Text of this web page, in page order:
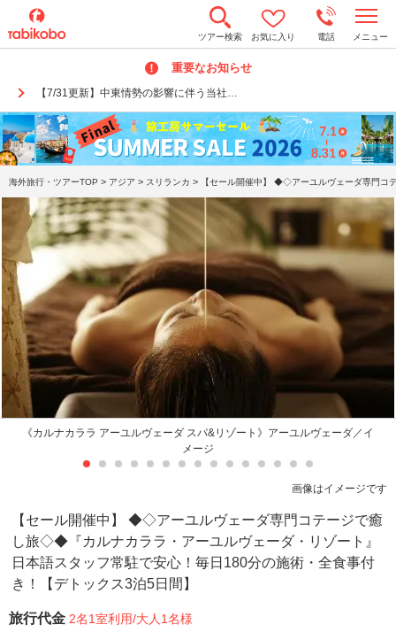
ツアー検索 お気に入り 電話 メニュー
重要なお知らせ
【7/31更新】中東情勢の影響に伴う当社…
o
n
a
v
i
g
a
t
i
o
海外旅行・ツアーTOP > アジア > スリランカ > 【セール開催中】 ◆◇アーユルヴェーダ専門コ
《カルナカララ アーユルヴェーダ スパ&リゾート》アーユルヴェーダ／イ
メージ
画像はイメージです
【セール開催中】 ◆◇アーユルヴェーダ専門コテージで癒
し旅◇◆『カルナカララ・アーユルヴェーダ・リゾート』
日本語スタッフ常駐で安心！毎日180分の施術・全食事付
き！【デトックス3泊5日間】
旅行代金 2名1室利用/大人1名様